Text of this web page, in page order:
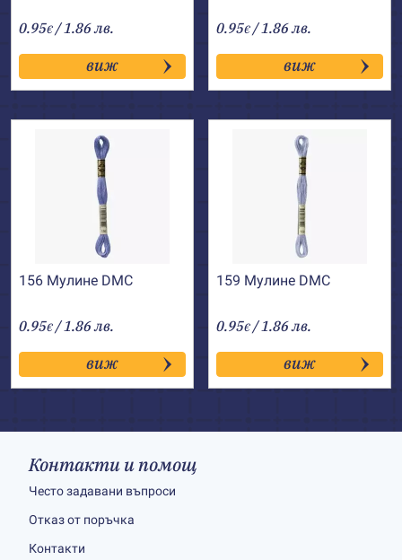
0.95€ / 1.86 лв.
виж
0.95€ / 1.86 лв.
виж
156 Мулине DMC
0.95€ / 1.86 лв.
виж
159 Мулине DMC
0.95€ / 1.86 лв.
виж
Контакти и помощ
Често задавани въпроси
Отказ от поръчка
Контакти